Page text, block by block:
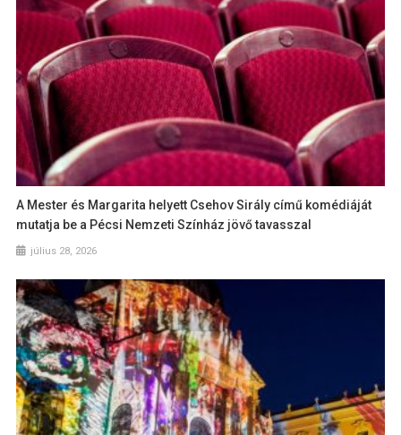
A Mester és Margarita helyett Csehov Sirály című komédiáját
mutatja be a Pécsi Nemzeti Színház jövő tavasszal
július 28, 2026